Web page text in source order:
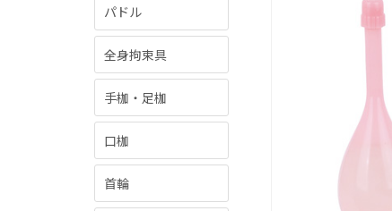
パドル
全身拘束具
手枷・足枷
口枷
首輪